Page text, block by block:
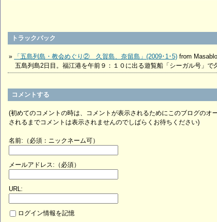
トラックバック
» 「五島列島・教会めぐり② 久賀島、奈留島」(2009･1･5) from
五島列島2日目。福江港を午前９：１０に出る遊覧船「シーガル号」
コメントする
(初めてのコメントの時は、コメントが表示されるためにこのブログのオ
されるまでコメントは表示されませんのでしばらくお待ちください)
名前:（必須：ニックネーム可）
メールアドレス:（必須）
URL:
ログイン情報を記憶